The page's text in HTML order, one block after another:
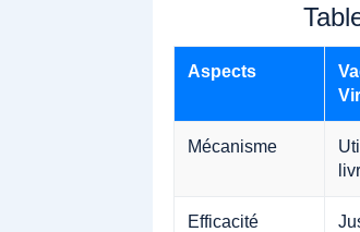
Aspects
Mécanisme
Efficacité